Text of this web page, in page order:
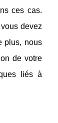
ces cas.
devez
plus, nous
de votre
liés à